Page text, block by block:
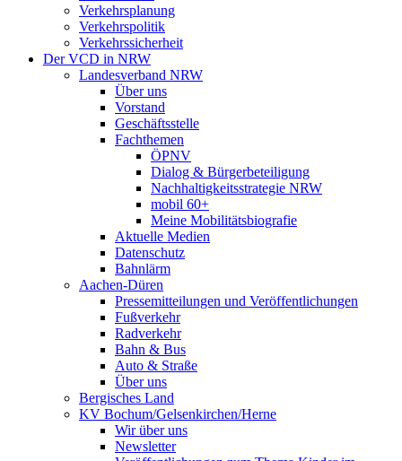
Verkehrsplanung
Verkehrspolitik
Verkehrssicherheit
Der VCD in NRW
Landesverband NRW
Über uns
Vorstand
Geschäftsstelle
Fachthemen
ÖPNV
Dialog & Bürgerbeteiligung
Nachhaltigkeitsstrategie NRW
mobil 60+
Meine Mobilitätsbiografie
Aktuelle Medien
Datenschutz
Bahnlärm
Aachen-Düren
Pressemitteilungen und Veröffentlichungen
Fußverkehr
Radverkehr
Bahn & Bus
Auto & Straße
Über uns
Bergisches Land
KV Bochum/Gelsenkirchen/Herne
Wir über uns
Newsletter